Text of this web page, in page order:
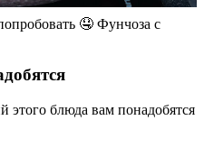
🤤 Фунчоза с
этого блюда вам понадобятся